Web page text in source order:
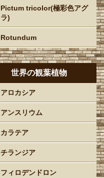
Pictum tricolor(極彩色アグ
ラ)
Rotundum
世界の観葉植物
アロカシア
アンスリウム
カラテア
チランジア
フィロデンドロン